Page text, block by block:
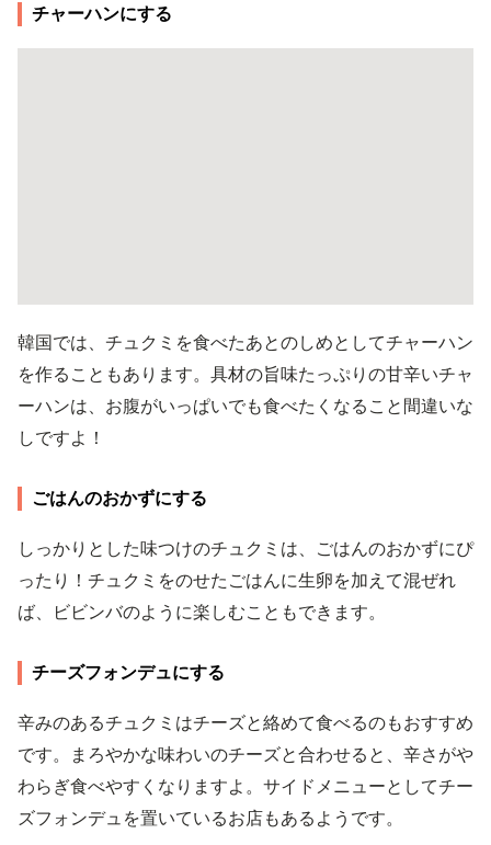
チャーハンにする
韓国では、チュクミを食べたあとのしめとしてチャーハン
を作ることもあります。具材の旨味たっぷりの甘辛いチャ
ーハンは、お腹がいっぱいでも食べたくなること間違いな
しですよ！
ごはんのおかずにする
しっかりとした味つけのチュクミは、ごはんのおかずにぴ
ったり！チュクミをのせたごはんに生卵を加えて混ぜれ
ば、ビビンバのように楽しむこともできます。
チーズフォンデュにする
辛みのあるチュクミはチーズと絡めて食べるのもおすすめ
です。まろやかな味わいのチーズと合わせると、辛さがや
わらぎ食べやすくなりますよ。サイドメニューとしてチー
ズフォンデュを置いているお店もあるようです。